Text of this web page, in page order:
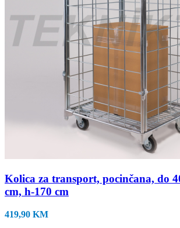
Kolica za transport, pocinčana, do
cm, h-170 cm
419,90 KM